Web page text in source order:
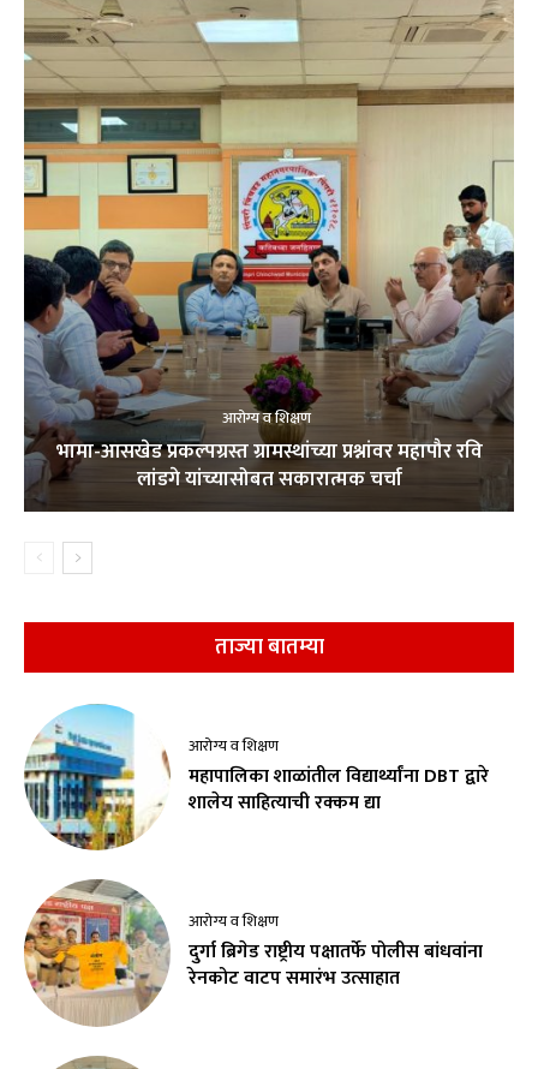
आरोग्य व शिक्षण
भामा-आसखेड प्रकल्पग्रस्त ग्रामस्थांच्या प्रश्नांवर महापौर रवि
लांडगे यांच्यासोबत सकारात्मक चर्चा
ताज्या बातम्या
आरोग्य व शिक्षण
महापालिका शाळांतील विद्यार्थ्यांना DBT द्वारे
शालेय साहित्याची रक्कम द्या
आरोग्य व शिक्षण
दुर्गा ब्रिगेड राष्ट्रीय पक्षातर्फे पोलीस बांधवांना
रेनकोट वाटप समारंभ उत्साहात